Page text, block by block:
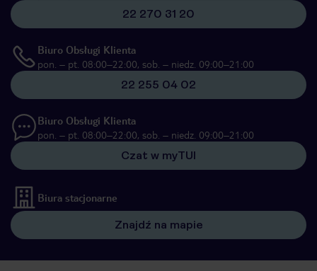
22 270 31 20
Biuro Obsługi Klienta
pon. – pt. 08:00–22:00, sob. – niedz. 09:00–21:00
22 255 04 02
Biuro Obsługi Klienta
pon. – pt. 08:00–22:00, sob. – niedz. 09:00–21:00
Czat w myTUI
Biura stacjonarne
Znajdź na mapie